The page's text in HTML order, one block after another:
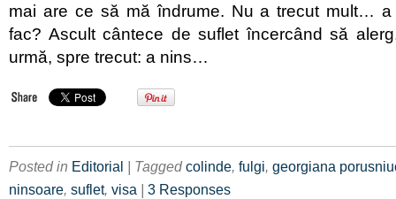
mai are ce să mă îndrume. Nu a trecut mult…
fac? Ascult cântece de suflet încercând să
urmă, spre trecut: a nins…
Posted in Editorial | Taggedcolinde, fulgi, georgiana
ninsoare, suflet, visa | 3 Responses